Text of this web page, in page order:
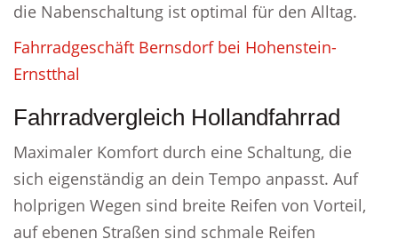
die Nabenschaltung ist optimal für den Alltag.
Fahrradgeschäft Bernsdorf bei Hohenstein-
Ernstthal
Fahrradvergleich Hollandfahrrad
Maximaler Komfort durch eine Schaltung, die
sich eigenständig an dein Tempo anpasst. Auf
holprigen Wegen sind breite Reifen von Vorteil,
auf ebenen Straßen sind schmale Reifen